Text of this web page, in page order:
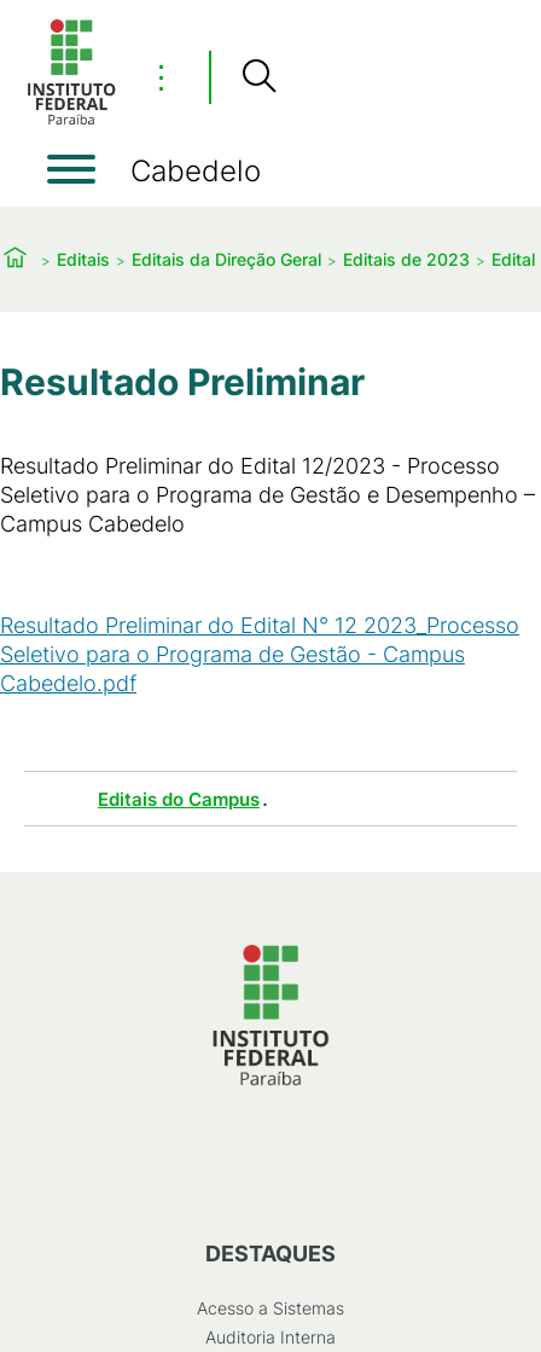
⋮
Cabedelo
Editais Editais da Direção Geral Editais de 2023 Edital
Resultado Preliminar
Resultado Preliminar do Edital 12/2023 - Processo
Seletivo para o Programa de Gestão e Desempenho –
Campus Cabedelo
Resultado Preliminar do Edital N° 12 2023_Processo
Seletivo para o Programa de Gestão - Campus
Cabedelo.pdf
Editais do Campus.
DESTAQUES
Acesso a Sistemas
Auditoria Interna